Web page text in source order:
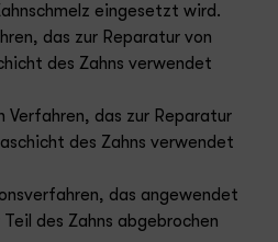
eingesetzt wird.
das zur Reparatur von
des Zahns verwendet
Verfahren, das zur Reparatur
des Zahns verwendet
das angewendet
des Zahns abgebrochen